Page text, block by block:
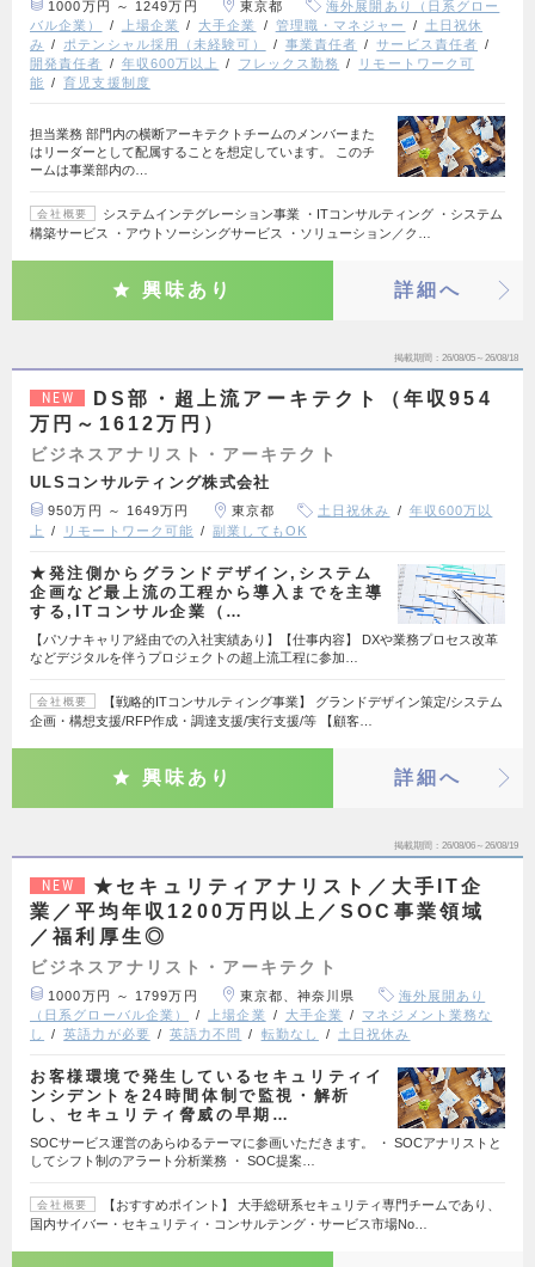
1000万円 ～ 1249万円 東京都
海外展開あり（日系グロー
バル企業）
上場企業 大手企業 管理職・マネジャー
土日祝休
み
ポテンシャル採用（未経験可） 事業責任者
サービス責任者
開発責任者
年収600万以上 フレックス勤務
リモートワーク可
能
育児支援制度
担当業務 部門内の横断アーキテクトチームのメンバーまた
はリーダーとして配属することを想定しています。 このチ
ームは事業部内の…
会社概要
システムインテグレーション事業 ・ITコンサルティング ・システム
構築サービス ・アウトソーシングサービス ・ソリューション／ク…
興味あり 詳細へ
掲載期間 26/08/05～26/08/18
NEW
DS部・超上流アーキテクト（年収954
万円～1612万円）
ビジネスアナリスト・アーキテクト
ULSコンサルティング株式会社
950万円 ～ 1649万円 東京都 土日祝休み
年収600万以
上
リモートワーク可能 副業してもOK
★発注側からグランドデザイン,システム
企画など最上流の工程から導入までを主導
する,ITコンサル企業（…
【パソナキャリア経由での入社実績あり】【仕事内容】 DXや業務プロセス改革
などデジタルを伴うプロジェクトの超上流工程に参加…
会社概要
【戦略的ITコンサルティング事業】 グランドデザイン策定/システム
企画・構想支援/RFP作成・調達支援/実行支援/等 【顧客…
興味あり 詳細へ
掲載期間 26/08/06～26/08/19
NEW
★セキュリティアナリスト／大手IT企
業／平均年収1200万円以上／SOC事業領域
／福利厚生◎
ビジネスアナリスト・アーキテクト
1000万円 ～ 1799万円 東京都、神奈川県
海外展開あり
（日系グローバル企業）
上場企業 大手企業
マネジメント業務な
し
英語力が必要 英語力不問 転勤なし 土日祝休み
お客様環境で発生しているセキュリティイ
ンシデントを24時間体制で監視・解析
し、セキュリティ脅威の早期…
SOCサービス運営のあらゆるテーマに参画いただきます。 ・ SOCアナリストと
してシフト制のアラート分析業務 ・ SOC提案…
会社概要
【おすすめポイント】 大手総研系セキュリティ専門チームであり、
国内サイバー・セキュリティ・コンサルテング・サービス市場No…